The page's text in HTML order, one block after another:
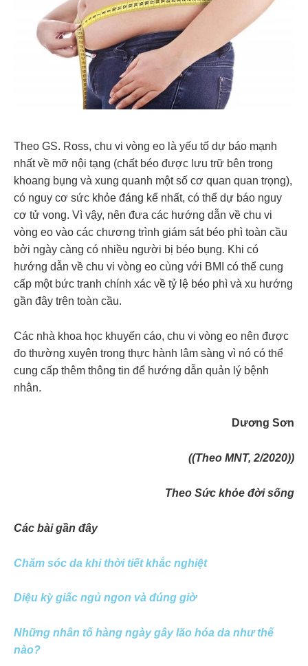
Theo GS. Ross, chu vi vòng eo là yếu tố dự báo mạnh
nhất về mỡ nội tạng (chất béo được lưu trữ bên trong
khoang bụng và xung quanh một số cơ quan quan trọng),
có nguy cơ sức khỏe đáng kể nhất, có thể dự báo nguy
cơ tử vong. Vì vậy, nên đưa các hướng dẫn về chu vi
vòng eo vào các chương trình giám sát béo phì toàn cầu
bởi ngày càng có nhiều người bị béo bụng. Khi có
hướng dẫn về chu vi vòng eo cùng với BMI có thể cung
cấp một bức tranh chính xác về tỷ lệ béo phì và xu hướng
gần đây trên toàn cầu.
Các nhà khoa học khuyến cáo, chu vi vòng eo nên được
đo thường xuyên trong thực hành lâm sàng vì nó có thể
cung cấp thêm thông tin để hướng dẫn quản lý bệnh
nhân.
Dương Sơn
((Theo MNT, 2/2020))
Theo Sức khỏe đời sống
Các bài gần đây
Chăm sóc da khi thời tiết khắc nghiệt
Diệu kỳ giấc ngủ ngon và đúng giờ
Những nhân tố hàng ngày gây lão hóa da như thế
nào?